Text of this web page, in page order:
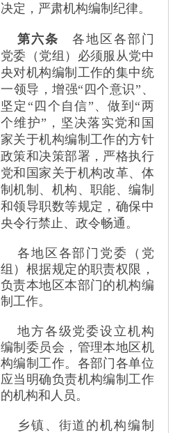
决定，严肃机构编制纪律。
第六条 各地区各部门
党委（党组）必须服从党中
央对机构编制工作的集中统
一领导，增强“四个意识” 、
坚定 “四个自信” 、做到 “两
个维护” ，坚决落实党和国
家关于机构编制工作的方针
政策和决策部署，严格执行
党和国家关于机构改革、体
制机制、机构、职能、编制
和领导职数等规定，确保中
央令行禁止、政令畅通。
各地区各部门党委（党
组）根据规定的职责权限，
负责本地区本部门的机构编
制工作。
地方各级党委设立机构
编制委员会，管理本地区机
构编制工作。各部门各单位
应当明确负责机构编制工作
的机构和人员。
乡镇、街道的机构编制